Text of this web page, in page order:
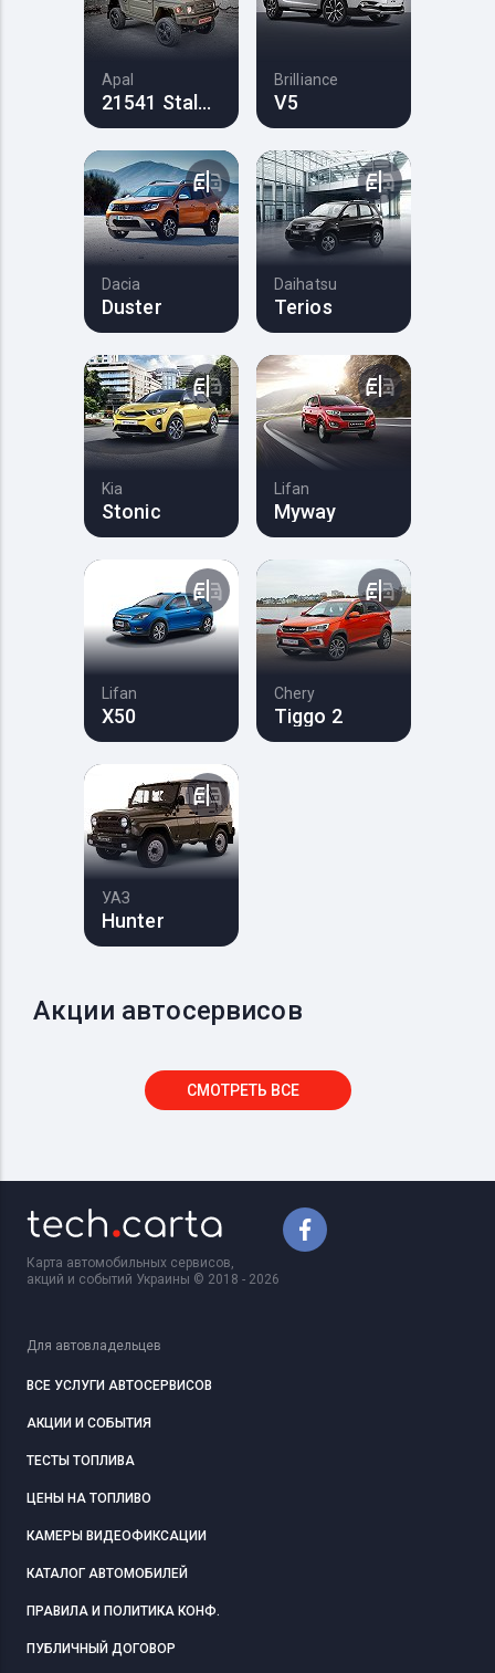
Apal
21541 Stalker
Brilliance
V5
Dacia
Duster
Daihatsu
Terios
Kia
Stonic
Lifan
Myway
Lifan
X50
Chery
Tiggo 2
УАЗ
Hunter
Акции автосервисов
СМОТРЕТЬ ВСЕ
Карта автомобильных сервисов,
акций и событий Украины © 2018 - 2026
Для автовладельцев
ВСЕ УСЛУГИ АВТОСЕРВИСОВ
АКЦИИ И СОБЫТИЯ
ТЕСТЫ ТОПЛИВА
ЦЕНЫ НА ТОПЛИВО
КАМЕРЫ ВИДЕОФИКСАЦИИ
КАТАЛОГ АВТОМОБИЛЕЙ
ПРАВИЛА И ПОЛИТИКА КОНФ.
ПУБЛИЧНЫЙ ДОГОВОР